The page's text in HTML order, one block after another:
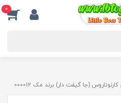
0
(جا گیفت دار) برند مک 000012